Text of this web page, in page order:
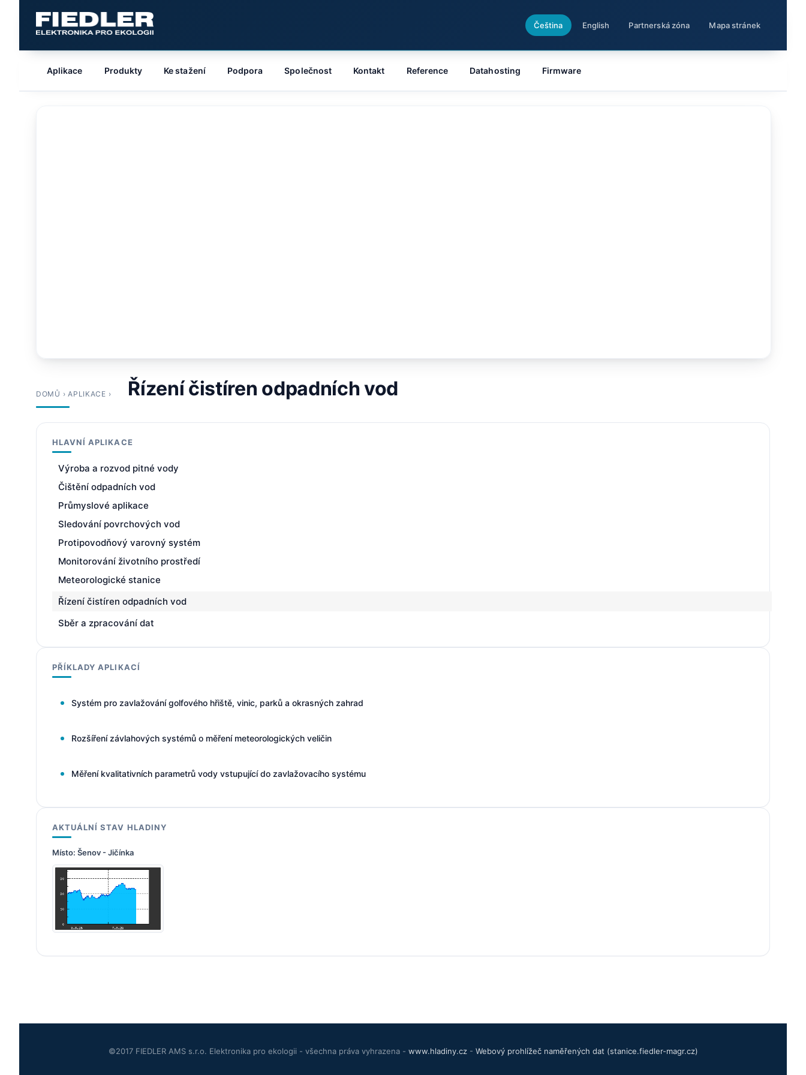
Čeština English Partnerská zóna Mapa stránek
DOMŮ ›APLIKACE › Řízení čistíren odpadních vod
HLAVNÍ APLIKACE
Výroba a rozvod pitné vody
Čištění odpadních vod
Průmyslové aplikace
Sledování povrchových vod
Protipovodňový varovný systém
Monitorování životního prostředí
Meteorologické stanice
Řízení čistíren odpadních vod
Sběr a zpracování dat
PŘÍKLADY APLIKACÍ
Systém pro zavlažování golfového hřiště, vinic, parků a okrasných zahrad
Rozšíření závlahových systémů o měření meteorologických veličin
Měření kvalitativních parametrů vody vstupující do zavlažovacího systému
AKTUÁLNÍ STAV HLADINY
Místo: Šenov - Jičínka
Aplikace Produkty Ke stažení Podpora Společnost Kontakt Reference Datahosting Firmware
©2017 FIEDLER AMS s.r.o. Elektronika pro ekologii - všechna práva vyhrazena - www.hladiny.cz- Webový prohlížeč naměřených dat (stanice.fiedler-magr.cz)